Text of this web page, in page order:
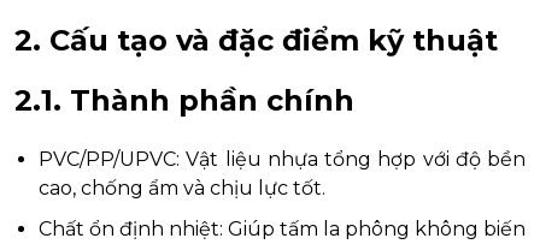
2. Cấu tạo và đặc điểm kỹ thuật
2.1. Thành phần chính
PVC/PP/UPVC: Vật liệu nhựa tổng hợp với độ bền
cao, chống ẩm và chịu lực tốt.
Chất ổn định nhiệt: Giúp tấm la phông không biến